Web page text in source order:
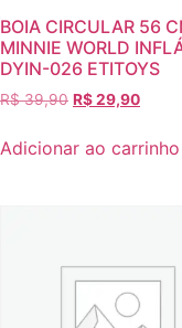
BOIA CIRCULAR 56
MINNIE WORLD
DYIN-026 ETITOYS
R$39,90 R$29,90
Adicionar ao carrinho